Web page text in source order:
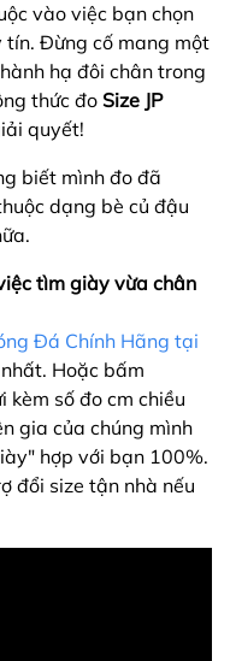
vào việc bạn chọn
Đừng cố mang một
hạ đôi chân trong
thức đo Size JP
quyết!
biết mình đo đã
dạng bè củ đậu
tìm giày vừa chân
Đá Chính Hãng tại
Hoặc bấm
kèm số đo cm chiều
gia của chúng mình
hợp với bạn 100%.
đổi size tận nhà nếu